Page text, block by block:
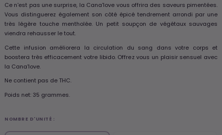
Ce n'est pas une surprise, la Cana'love vous offrira des saveurs pimentées.
Vous distinguerez également son côté épicé tendrement arrondi par une
très légère touche mentholée. Un petit soupçon de végétaux sauvages
viendra rehausser le tout.
Cette infusion améliorera la circulation du sang dans votre corps et
boostera très efficacement votre libido. Offrez vous un plaisir sensuel avec
la Cana'love.
Ne contient pas de THC.
Poids net: 35 grammes.
NOMBRE D'UNITÉ :